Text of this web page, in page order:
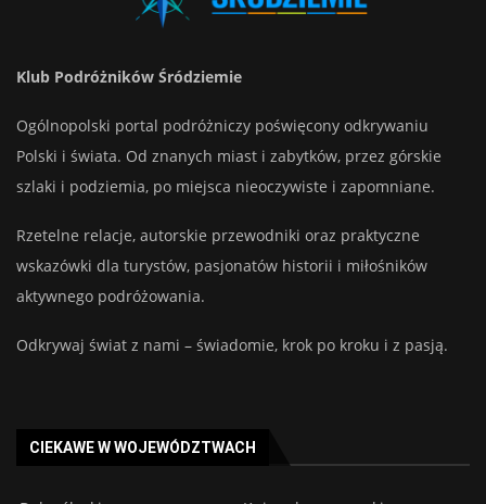
Klub Podróżników Śródziemie
Ogólnopolski portal podróżniczy poświęcony odkrywaniu
Polski i świata. Od znanych miast i zabytków, przez górskie
szlaki i podziemia, po miejsca nieoczywiste i zapomniane.
Rzetelne relacje, autorskie przewodniki oraz praktyczne
wskazówki dla turystów, pasjonatów historii i miłośników
aktywnego podróżowania.
Odkrywaj świat z nami – świadomie, krok po kroku i z pasją.
CIEKAWE W WOJEWÓDZTWACH